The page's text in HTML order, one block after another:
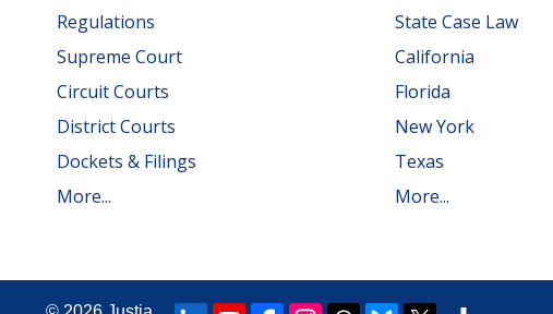
Regulations
Supreme Court
Circuit Courts
District Courts
Dockets & Filings
More...
State Case Law
California
Florida
New York
Texas
More...